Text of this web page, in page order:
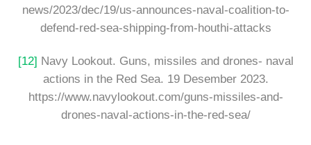
news/2023/dec/19/us-announces-naval-coalition-to-
defend-red-sea-shipping-from-houthi-attacks
[12] Navy Lookout. Guns, missiles and drones- naval
actions in the Red Sea. 19 Desember 2023.
https://www.navylookout.com/guns-missiles-and-
drones-naval-actions-in-the-red-sea/